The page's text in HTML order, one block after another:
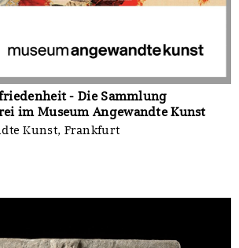
- Die Sammlung
im Museum Angewandte Kunst
Kunst, Frankfurt